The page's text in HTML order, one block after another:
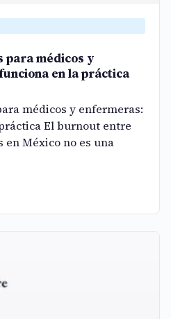
para médicos y
en la práctica
médicos y enfermeras:
El burnout entre
México no es una